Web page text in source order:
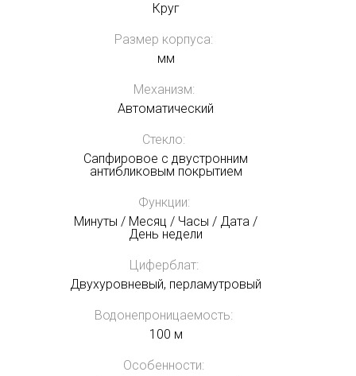
Круг
Размер корпуса:
мм
Механизм:
Автоматический
Стекло:
Сапфировое с двустронним
антибликовым покрытием
Функции:
Минуты / Месяц / Часы / Дата /
День недели
Циферблат:
Двухуровневый, перламутровый
Водонепроницаемость:
100 м
Особенности: